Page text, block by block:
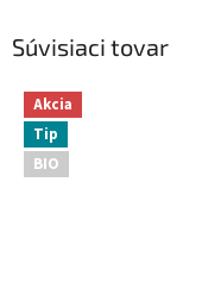
Súvisiaci tovar
Akcia
Tip
BIO